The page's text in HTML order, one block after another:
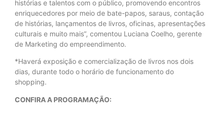
histórias e talentos com o público, promovendo encontros
enriquecedores por meio de bate-papos, saraus, contação
de histórias, lançamentos de livros, oficinas, apresentações
culturais e muito mais”, comentou Luciana Coelho, gerente
de Marketing do empreendimento.
*Haverá exposição e comercialização de livros nos dois
dias, durante todo o horário de funcionamento do
shopping.
CONFIRA A PROGRAMAÇÃO: